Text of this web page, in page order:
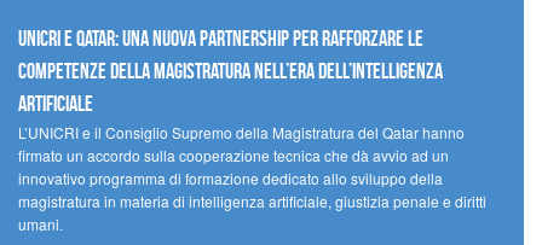
UNICRI e Qatar: una nuova partnership per rafforzare le
competenze della magistratura nell’era dell’intelligenza
artificiale
L’UNICRI e il Consiglio Supremo della Magistratura del Qatar hanno
firmato un accordo sulla cooperazione tecnica che dà avvio ad un
innovativo programma di formazione dedicato allo sviluppo della
magistratura in materia di intelligenza artificiale, giustizia penale e diritti
umani.